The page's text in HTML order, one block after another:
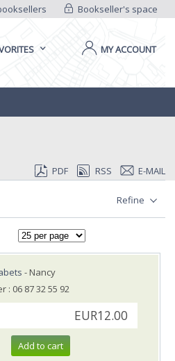
Bookseller's space
MY ACCOUNT
PDF RSS E-MAIL
Refine
- Nancy
: 06 87 32 55 92
EUR12.00
Add to cart